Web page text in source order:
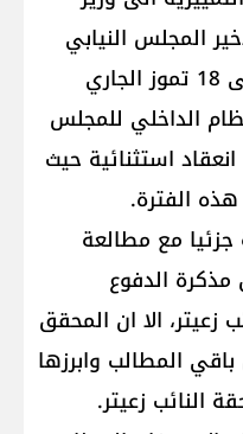
المجلس النيابي
علما بالجلسة" التي ارجئت الى 18 تموز الجاري
98 من النظام الداخلي للمجلس
استثنائية حيث
الفترة.
مع مطالعة
مذكرة الدفوع
زعيتر، الا ان المحقق
المطالب وابرزها
النائب زعيتر.